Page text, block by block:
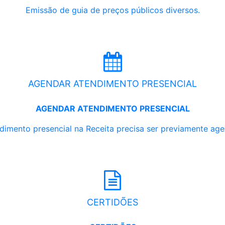
Emissão de guia de preços públicos diversos.
AGENDAR ATENDIMENTO PRESENCIAL
AGENDAR ATENDIMENTO PRESENCIAL
presencial na Receita precisa ser previamente
CERTIDÕES